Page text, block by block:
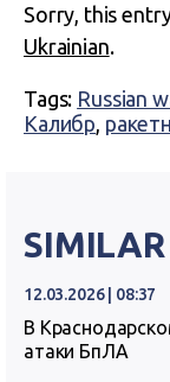
Sorry, this
Ukrainian.
Tags: Russian
Калибр,
SIMILAR
12.03.2026 | 08:37
В
атаки БпЛА